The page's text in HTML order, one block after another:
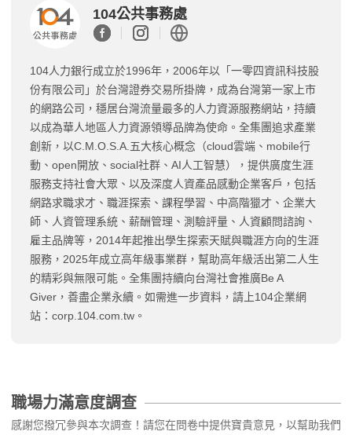
104公共事務處
104人力銀行成立於1996年，2006年以「一零四資訊科技股
份有限公司」於台灣證券交易所掛牌，成為台灣第一家上市
的網路公司，穩居台灣流量最多的人力資源服務網站，持續
以成為華人地區人力資源領導品牌為使命。全集團追求產業
創新，以C.M.O.S.A.五大核心概念（cloud雲端、mobile行
動、open開放、social社群、AI人工智慧），提供廣度生涯
服務支持社會大眾、以及深度人資產品感動企業客戶，包括
網路求職求才、職涯探索、課程學習、中高階獵才、企業大
師、人資管理系統、薪酬管理、測驗評量、人資顧問諮詢、
雇主品牌等，2014年起推出學生探索天賦與職涯方向的生涯
服務，2025年成立高年級事業群，幫助高年級活出第二人生
的精彩與無限可能。全集團持續向台灣社會推廣Be A
Giver，善盡企業永續。如需進一步資料，請上104企業網
站：corp.104.com.tw。
職場力滿意度調查
感謝您撥冗參與本次調查！請您在問卷中提供寶貴意見，以幫助我們